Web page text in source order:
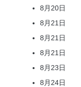
8月20日
8月21日
8月21日
8月21日
8月23日
8月24日